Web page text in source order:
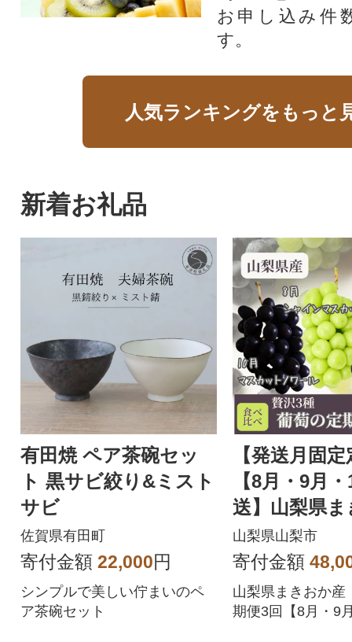
お申し込み件
す。
人気ランキングをもっと
新着お礼品
有田焼 ペア茶碗セッ
ト 黒サビ絞り&ミスト
サビ
佐賀県有田町
寄付金額 22,000円
シンプルで美しい佇まいのペ
ア茶碗セット
【発送月固
【8月・9月
送】山梨県
産 葡萄の定
回
山梨県山梨市
寄付金額
山梨県まきおか
期便3回【8月・9